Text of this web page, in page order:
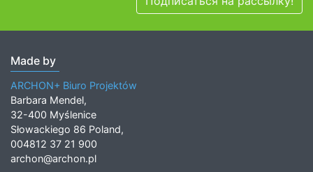
Made by
ARCHON+ Biuro Projektów
Barbara Mendel,
32-400 Myślenice
Słowackiego 86 Poland,
004812 37 21 900
archon@archon.pl